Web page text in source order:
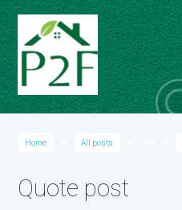
Home All posts
Quote post